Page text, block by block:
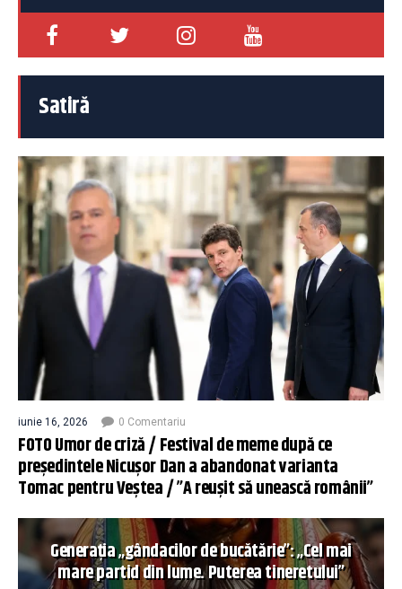
Satiră
iunie 16, 2026 0 Comentariu
FOTO Umor de criză / Festival de meme după ce
președintele Nicușor Dan a abandonat varianta
Tomac pentru Veștea / ”A reușit să unească românii”
Generația „gândacilor de bucătărie”: „Cel mai
mare partid din lume. Puterea tineretului”